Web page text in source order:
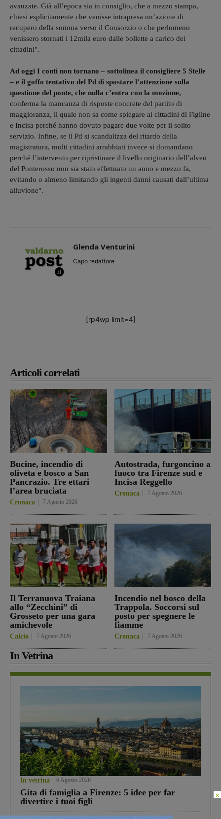
Articoli correlati
Bucine, incendio di
oliveta e bosco a San
Pancrazio. Tre ettari
l’area bruciata
Cronaca 7 Agosto 2026
Autostrada, furgoncino a
fuoco tra Firenze sud e
Incisa Reggello
Cronaca 7 Agosto 2026
Il Terranuova Traiana
allo “Zecchini” di
Grosseto per una gara
amichevole
Calcio 7 Agosto 2026
Incendio nel bosco della
Trappola. Soccorsi sul
posto per spegnere le
fiamme
Cronaca 7 Agosto 2026
In Vetrina
In vetrina 6 Agosto 2026
Gita di famiglia a Firenze: 5 idee per far
divertire i tuoi figli
avanzate. Già all’epoca sia in consiglio, che a mezzo stampa,
chiesi esplicitamente che venisse intrapresa un’azione di
recupero della somma verso il Consorzio o che perlomeno
venissero stornati i 12mila euro dalle bollette a carico dei
cittadini".
Ad oggi I conti non tornano – sottolinea il consigliere 5 Stelle
– e il goffo tentativo del Pd di spostare l’attenzione sulla
questione del ponte, che nulla c’entra con la mozione,
conferma la mancanza di risposte concrete del partito di
maggioranza, il quale non sa come spiegare ai cittadini di Figline
e Incisa perché hanno dovuto pagare due volte per il solito
servizio. Infine, se il Pd si scandalizza del ritardo della
magistratura, molti cittadini arrabbiati invece si domandano
perché l’intervento per ripristinare il livello originario dell’alveo
del Ponterosso non sia stato effettuato un anno e mezzo fa,
evitando o almeno limitando gli ingenti danni causati dall’ultima
alluvione".
Glenda Venturini
Capo redattore
[rp4wp limit=4]
×